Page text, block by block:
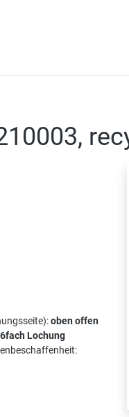
oben offen
6fach Lochung